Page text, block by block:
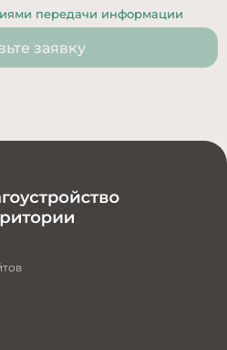
передачи информации
заявку